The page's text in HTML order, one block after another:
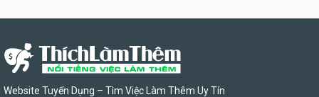
Website Tuyển Dụng – Tìm Việc Làm Thêm Uy Tín